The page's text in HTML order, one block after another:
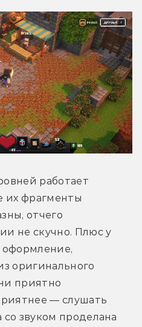
работает
их фрагменты
отчего
не скучно. Плюс у
оформление,
оригинального
приятно
— слушать
звуком проделана